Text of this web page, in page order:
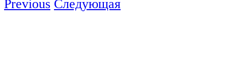
Previous Следующая